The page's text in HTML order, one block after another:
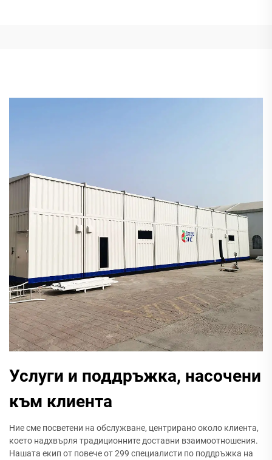
Услуги и поддръжка, насочени
към клиента
Ние сме посветени на обслужване, центрирано около клиента,
което надхвърля традиционните доставни взаимоотношения.
Нашата екип от повече от 299 специалисти по поддръжка на